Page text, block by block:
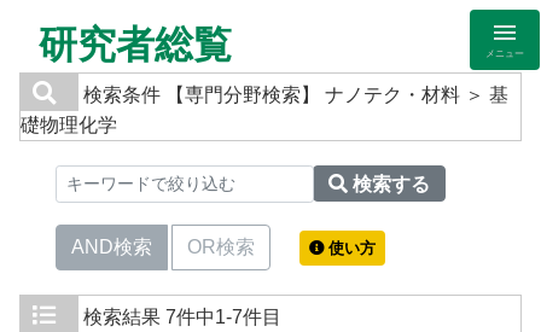
研究者総覧 メニュー
検索条件
【専門分野検索】 ナノテク・材料 ＞ 基
礎物理化学
検索する
AND検索 OR検索 使い方
検索結果 7件中1-7件目